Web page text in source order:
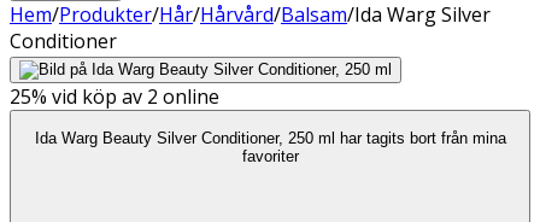
Hem/Produkter/Hår/Hårvård/Balsam/Ida Warg Silver
Conditioner
25% vid köp av 2 online
Ida Warg Beauty Silver Conditioner, 250 ml har tagits bort från mina
favoriter